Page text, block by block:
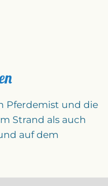
Pferdemist und die
Strand als auch
auf dem